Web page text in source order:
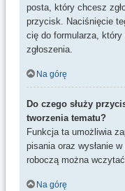
posta, który chcesz
przycisk. Naciśnięcie
cię do formularza, który
zgłoszenia.
Na górę
Do czego służy
tworzenia tematu?
Funkcja ta umożliwia
pisania oraz wysłanie
roboczą można
Na górę